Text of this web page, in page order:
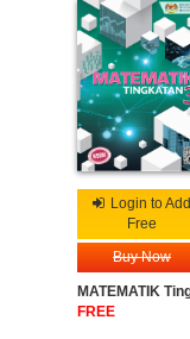
Login to Add
Free
Buy Now
FREE